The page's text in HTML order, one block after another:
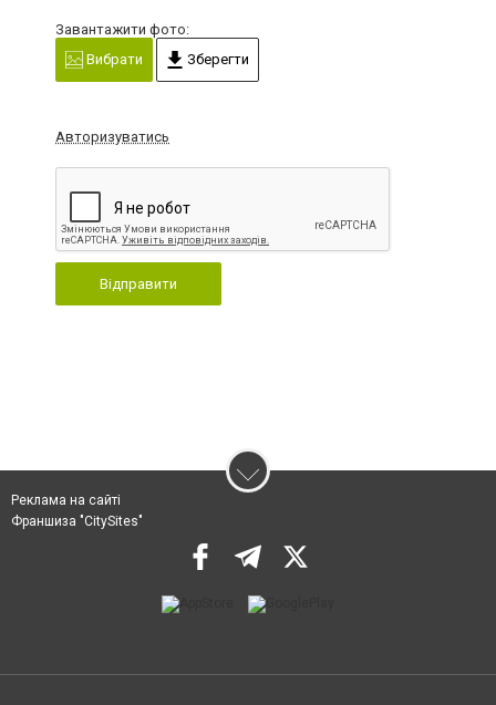
Завантажити фото:
Вибрати
Зберегти
Авторизуватись
Відправити
Реклама на сайті
Франшиза "CitySites"